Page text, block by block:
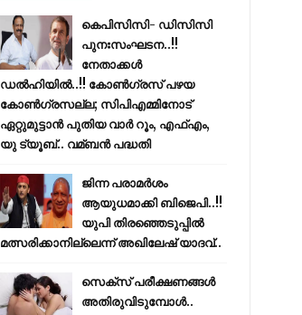
കെപിസിസി- ഡിസിസി
പുനഃസംഘടന..!!
നേതാക്കൾ
ഡൽഹിയിൽ..!! കോണ്‍ഗ്രസ് പഴയ
കോണ്‍ഗ്രസല്ല; സിപിഎമ്മിനോട്
ഏറ്റുമുട്ടാന്‍ പുതിയ വാര്‍ റൂം, എഫ്‌എം,
യു ട്യൂബ്.. വമ്ബന്‍ പദ്ധതി
ജിന്ന പരാമര്‍ശം
ആയുധമാക്കി ബിജെപി..!!
യുപി തിരഞ്ഞെടുപ്പില്‍
മത്സരിക്കാനില്ലെന്ന് അഖിലേഷ് യാദവ്..
സെക്സ് പരീക്ഷണങ്ങൾ
അതിരുവിടുമ്പോൾ..